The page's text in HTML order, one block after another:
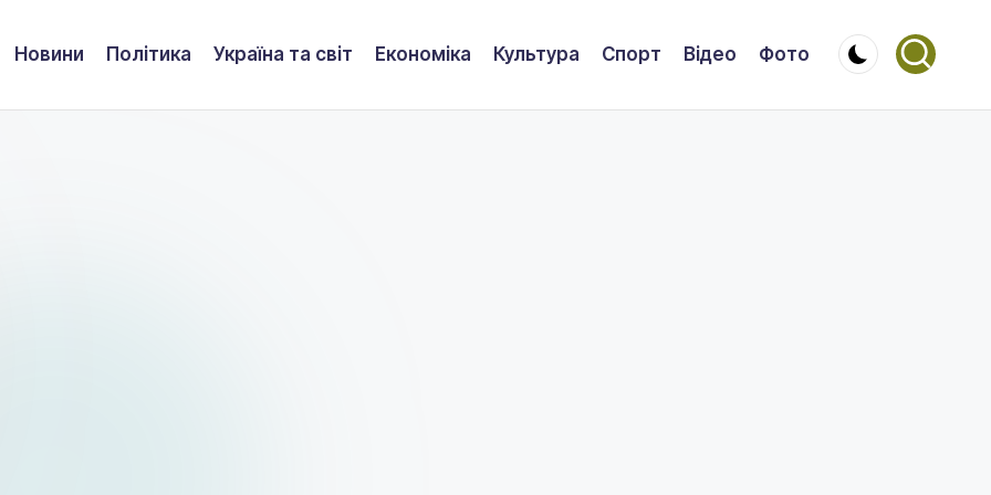
Новини Політика Україна та світ Економіка Культура Спорт Відео Фото